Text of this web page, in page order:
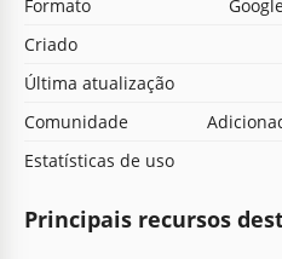
Formato
Criado
Última atualização
Comunidade
Estatísticas de uso
Principais recursos